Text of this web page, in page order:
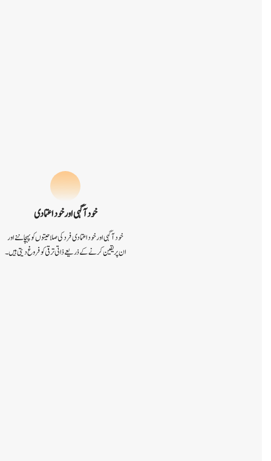
خود آگہی اور خود اعتمادی
خود آگہی اور خود اعتمادی فرد کی صلاحیتوں کو پہچاننے اور
ان پر یقین کرنے کے ذریعے ذاتی ترقی کو فروغ دیتی ہیں۔